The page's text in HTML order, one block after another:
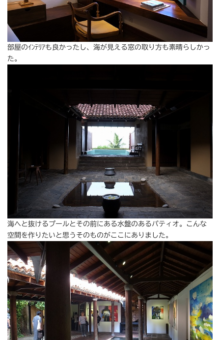
部屋のｲﾝﾃﾘｱも良かったし、海が見える窓の取り方も素晴らしかっ
た。
海へと抜けるプールとその前にある水盤のあるパティオ。こんな
空間を作りたいと思うそのものがここにありました。